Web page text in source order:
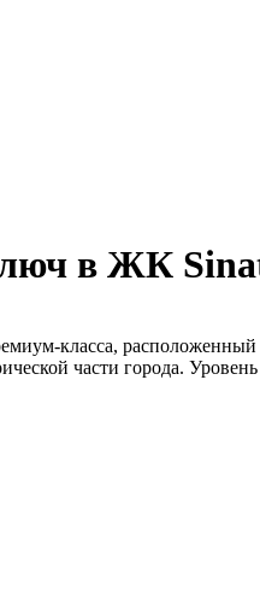
в ЖК
класса, расположенный
части города.